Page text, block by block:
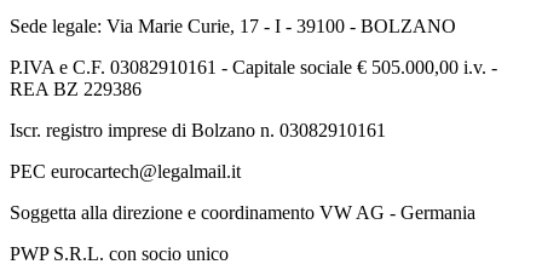
Sede legale: Via Marie Curie, 17 - I - 39100 - BOLZANO
P.IVA e C.F. 03082910161 - Capitale sociale € 505.000,00 i.v. -
REA BZ 229386
Iscr. registro imprese di Bolzano n. 03082910161
PEC eurocartech@legalmail.it
Soggetta alla direzione e coordinamento VW AG - Germania
PWP S.R.L. con socio unico